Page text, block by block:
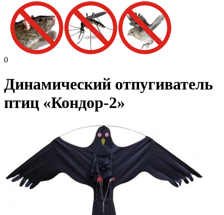
0
Динамический отпугиватель
птиц «Кондор-2»